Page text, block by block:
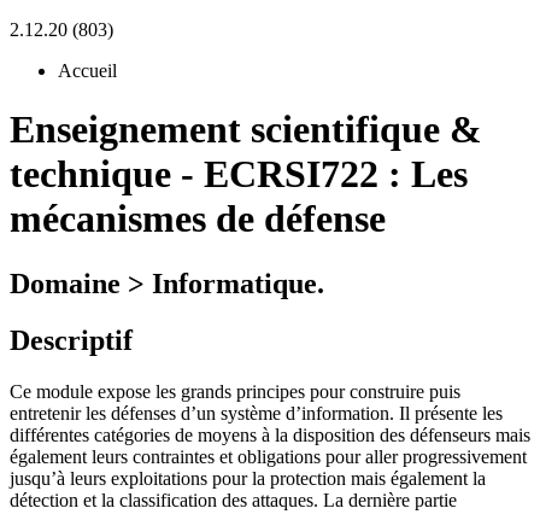
2.12.20 (803)
Accueil
Enseignement scientifique &
technique - ECRSI722 : Les
mécanismes de défense
Domaine > Informatique.
Descriptif
Ce module expose les grands principes pour construire puis
entretenir les défenses d’un système d’information. Il présente les
différentes catégories de moyens à la disposition des défenseurs mais
également leurs contraintes et obligations pour aller progressivement
jusqu’à leurs exploitations pour la protection mais également la
détection et la classification des attaques. La dernière partie